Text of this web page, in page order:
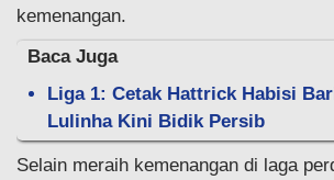
kemenangan.
Baca Juga
Liga 1: Cetak Hattrick Habisi
Lulinha Kini Bidik Persib
Selain meraih kemenangan di laga